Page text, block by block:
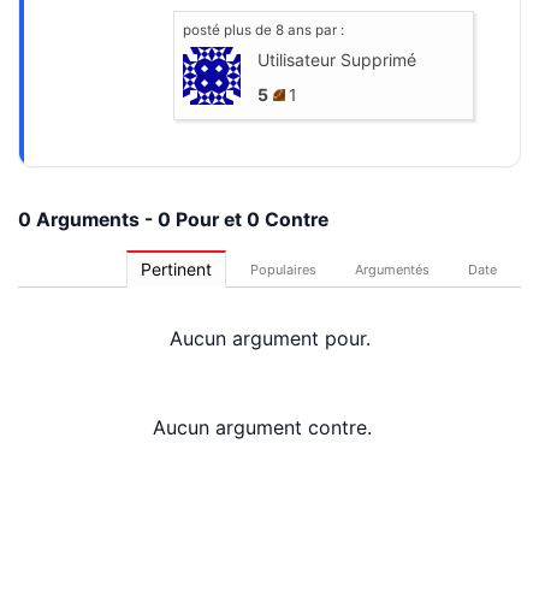
posté plus de 8 ans par :
Utilisateur Supprimé
5
1
0 Arguments - 0 Pour et 0 Contre
Pertinent Populaires Argumentés Date
Aucun argument pour.
Aucun argument contre.